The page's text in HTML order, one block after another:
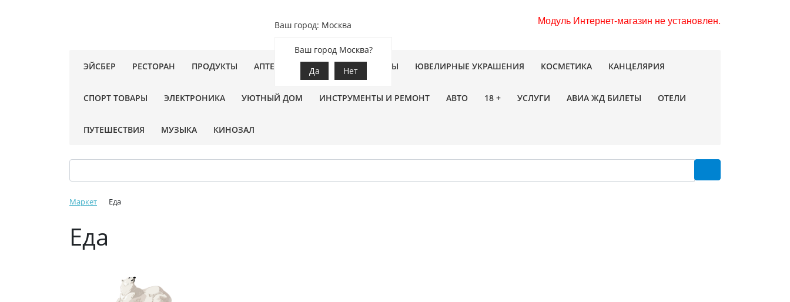
Модуль Интернет-магазин не установлен.
Ваш город: Москва
Ваш город Москва?
Да
Нет
ЭЙСБЕР РЕСТОРАН ПРОДУКТЫ АПТЕКА ЗООТОВАРЫ ЦВЕТЫ ЮВЕЛИРНЫЕ УКРАШЕНИЯ КОСМЕТИКА КАНЦЕЛЯРИЯ
СПОРТ ТОВАРЫ ЭЛЕКТРОНИКА УЮТНЫЙ ДОМ ИНСТРУМЕНТЫ И РЕМОНТ АВТО 18 + УСЛУГИ АВИА ЖД БИЛЕТЫ ОТЕЛИ
ПУТЕШЕСТВИЯ МУЗЫКА КИНОЗАЛ
Маркет Еда
Еда